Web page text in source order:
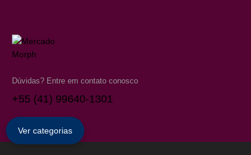
Dúvidas? Entre em contato conosco
+55 (41) 99640-1301
Ver categorias